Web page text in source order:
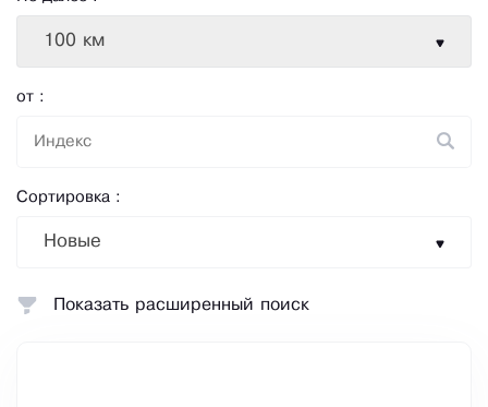
100 км
от :
Сортировка :
Новые
Показать расширенный поиск